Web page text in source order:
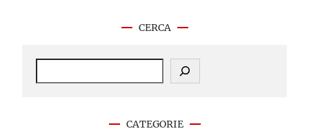
CERCA
S
CATEGORIE